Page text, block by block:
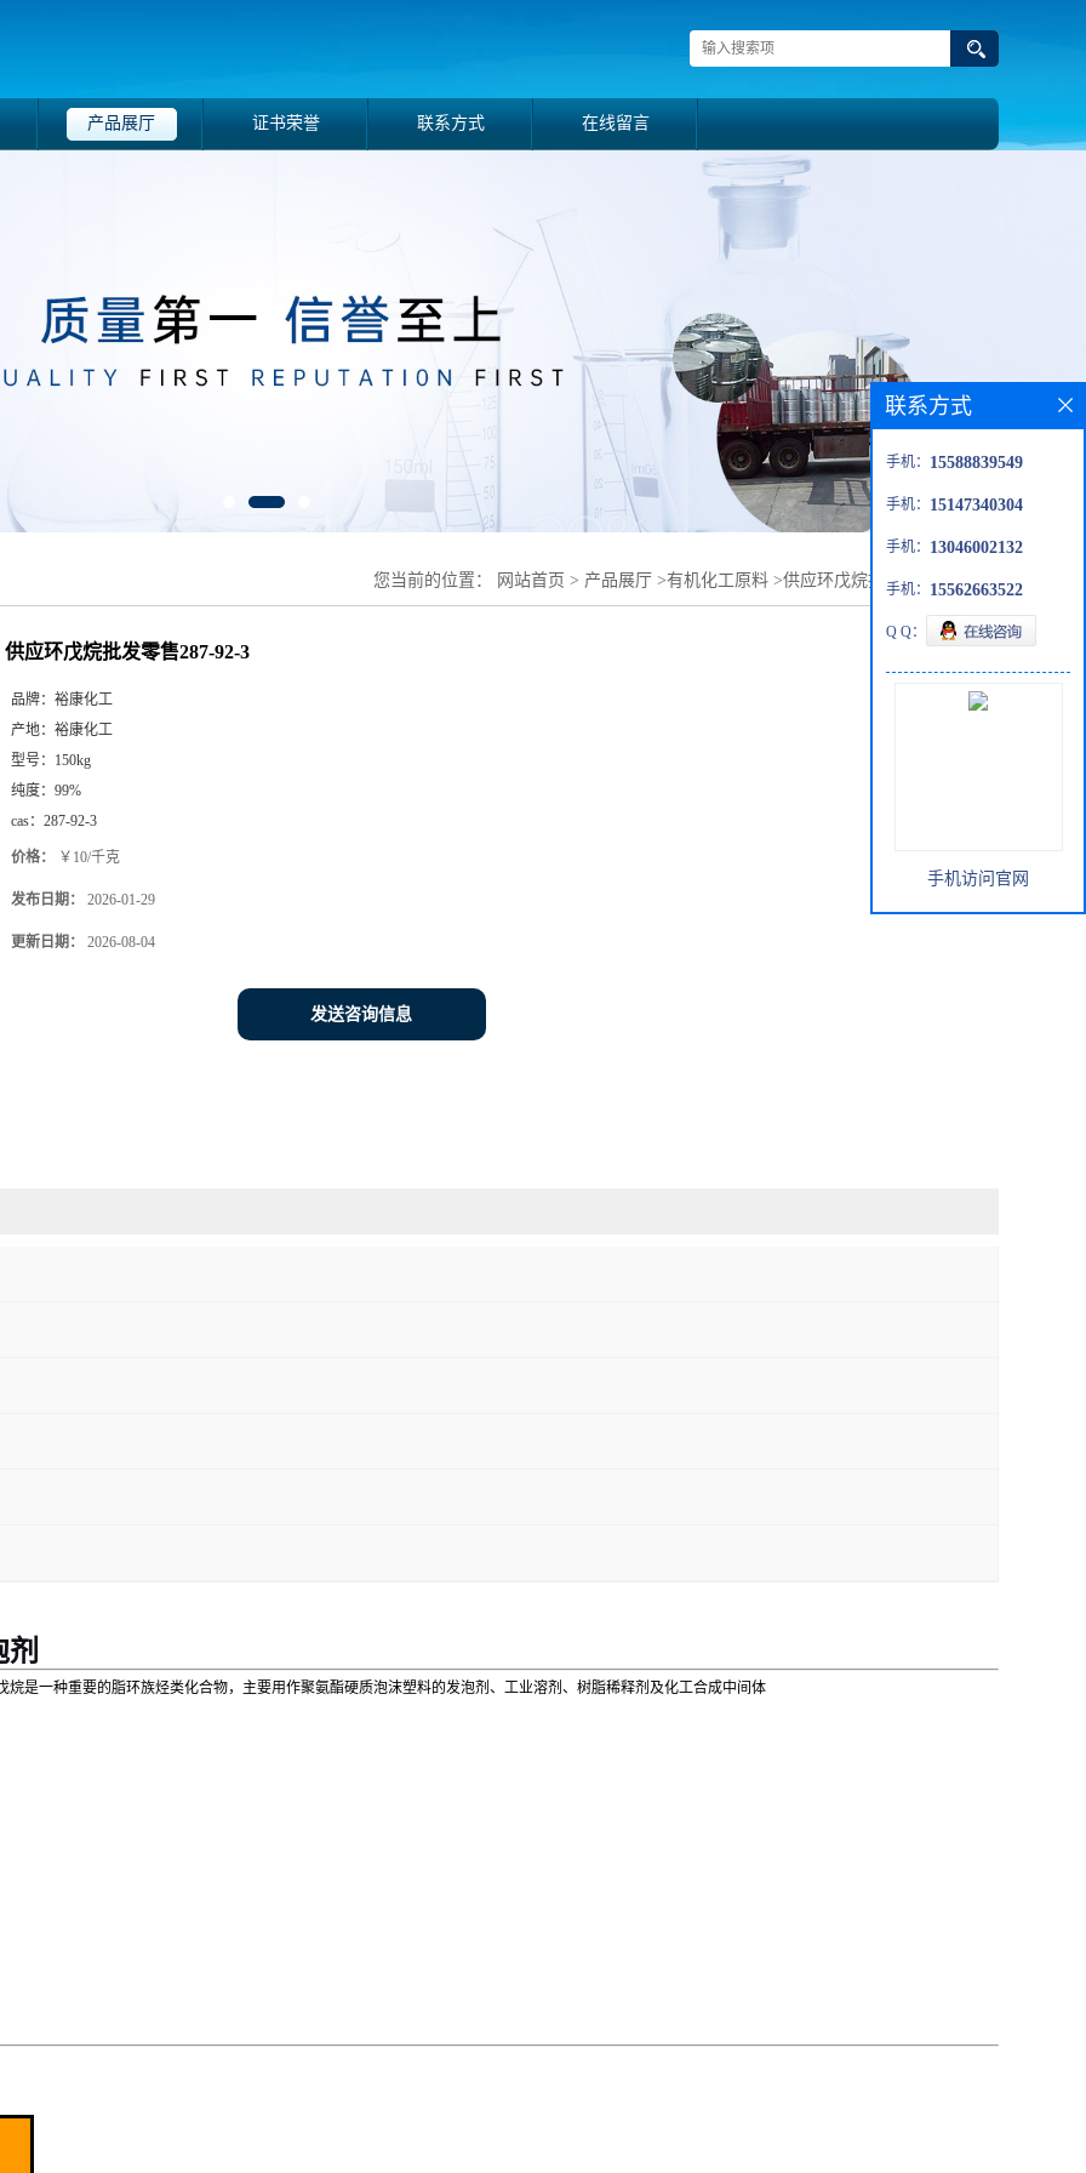
产品展厅 证书荣誉 联系方式 在线留言
您当前的位置： 网站首页 > 产品展厅 >有机化工原料 >供应环戊烷批发零售287-92-3
供应环戊烷批发零售287-92-3
品牌： 裕康化工
产地： 裕康化工
型号： 150kg
纯度： 99%
cas： 287-92-3
价格： ￥10/千克
发布日期： 2026-01-29
更新日期： 2026-08-04
发送咨询信息
烷是一种重要的脂环族烃类化合物，主要用作聚氨酯硬质泡沫塑料的发泡剂、工业溶剂、树脂稀释剂及化工合成中间体
联系方式
手机： 15588839549
手机： 15147340304
手机： 13046002132
手机： 15562663522
Q Q：
手机访问官网